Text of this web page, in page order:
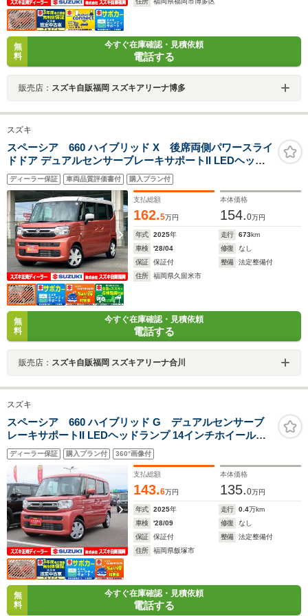
無
料
今すぐ在庫確認・見積依頼
電話する
販売店： スズキ自販福岡 スズキアリーナ博多
スズキ
スペーシア 660 ハイブリッド X 後席両側パワースライ
ドドア デュアルセンサーブレーキサポートII LEDヘッド
ランプ 14インチホイールキャップ ソフトベージュ2トー
ン
ディーラー保証 車両品質評価書付 購入プラン付
支払総額
162.5万円
本体価格
154.0万円
年式 2025年 走行 673km
車検
'28/04 修復
なし
保証
保証付 整備
法定整備付
住所
福岡県久留米市
無
料
今すぐ在庫確認・見積依頼
電話する
販売店： スズキ自販福岡 スズキアリーナ合川
スズキ
スペーシア 660 ハイブリッド G デュアルセンサーブ
レーキサポートII LEDヘッドランプ 14インチホイールキ
ャップ オートエアコン
ディーラー保証 購入プラン付 360°画像付
支払総額
143.6万円
本体価格
135.0万円
年式 2025年 走行 0.4万km
車検
'28/09 修復
なし
保証
保証付 整備
法定整備付
住所
福岡県飯塚市
無
料
今すぐ在庫確認・見積依頼
電話する